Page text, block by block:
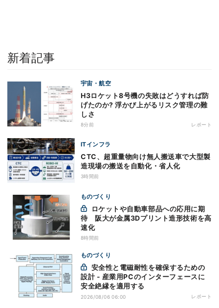
新着記事
宇宙・航空
H3ロケット8号機の失敗はどうすれば防
げたのか? 浮かび上がるリスク管理の難
しさ
8分前 レポート
ITインフラ
CTC、超重量物向け無人搬送車で大型製
造現場の搬送を自動化・省人化
3時間前
ものづくり
待 阪大が金属3Dプリント造形技術を高
速化
8時間前
ものづくり
設計 - 産業用PCのインターフェースに
安全絶縁を適用する
2026/08/06 06:00 レポート